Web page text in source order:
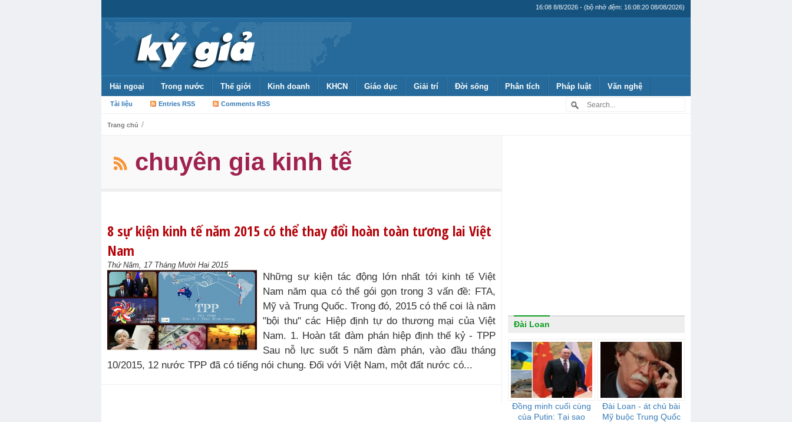
16:08 8/8/2026 - (bộ nhớ đệm: 16:08:20 08/08/2026)
Hải ngoại Trong nước Thế giới Kinh doanh KHCN Giáo dục Giải trí Đời sống Phân tích Pháp luật Văn nghệ
Tài liệu Entries RSS Comments RSS
Trang chủ /
chuyên gia kinh tế
8 sự kiện kinh tế năm 2015 có thể thay đổi hoàn toàn tương lai Việt
Nam
Thứ Năm, 17 Tháng Mười Hai 2015
Những sự kiện tác động lớn nhất tới kinh tế Việt
Nam năm qua có thể gói gọn trong 3 vấn đề: FTA,
Mỹ và Trung Quốc. Trong đó, 2015 có thể coi là năm
"bội thu" các Hiệp định tự do thương mại của Việt
Nam. 1. Hoàn tất đàm phán hiệp định thế kỷ - TPP
Sau nỗ lực suốt 5 năm đàm phán, vào đầu tháng
10/2015, 12 nước TPP đã có tiếng nói chung. Đối với Việt Nam, một đất nước có...
Đài Loan
Đồng minh cuối cùng
của Putin: Tại sao
Đài Loan - át chủ bài
Mỹ buộc Trung Quốc